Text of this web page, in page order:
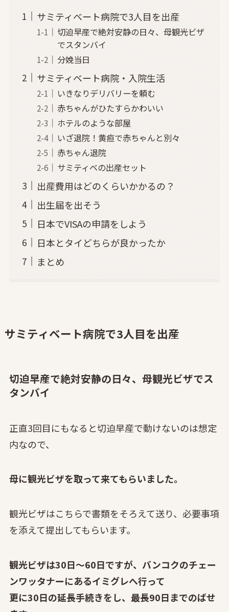
サミティベート病院で3人目を出産
切迫早産で絶対安静の日々、母観光ビザ
でスタンバイ
分娩当日
サミティベート病院・入院生活
いきなりデリバリーを頼む
赤ちゃんがひたすらかわいい
ホテルのような部屋
いざ退院！黄疸で赤ちゃんと別々
赤ちゃん退院
サミティベの出産セット
出産費用はどのくらいかかるの？
出生届を出そう
日本でVISAの申請をしよう
日本とタイどちらが良かったか
まとめ
サミティベート病院で3人目を出産
切迫早産で絶対安静の日々、母観光ビザでス
タンバイ
正直3回目にもなると切迫早産で動けないのは想定
内なので、
母に観光ビザを取って来てもらいました。
観光ビザはこちらで書類をそろえて送り、必要事項
を添えて提出してもらいます。
観光ビザは30日～60日ですが、バンコクのチェー
ンワッタナーにあるイミグレへ行って
更に30日の延長手続きをし、最長90日までのばせ